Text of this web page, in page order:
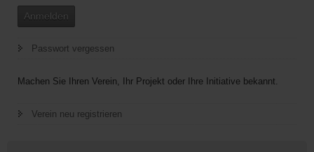
Anmelden
Passwort vergessen
Machen Sie Ihren Verein, Ihr Projekt oder Ihre Initiative bekannt.
Verein neu registrieren